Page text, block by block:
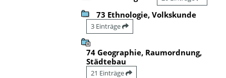
73 Ethnologie, Volkskunde
3 Einträge
74 Geographie, Raumordnung,
Städtebau
21 Einträge